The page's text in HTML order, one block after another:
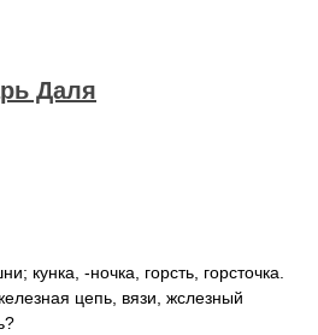
Даля
кунка, -ночка, горсть, горсточка.
цепь, вязи, жслезный